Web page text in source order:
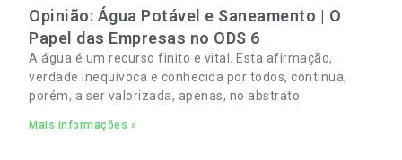
Opinião: Água Potável e Saneamento | O
Papel das Empresas no ODS 6
A água é um recurso finito e vital. Esta afirmação,
verdade inequívoca e conhecida por todos, continua,
porém, a ser valorizada, apenas, no abstrato.
Mais informações »